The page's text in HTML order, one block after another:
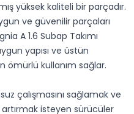
yüksek kaliteli bir parçadır.
ve güvenilir parçaları
A 1.6 Subap Takımı
yapısı ve üstün
ömürlü kullanım sağlar.
çalışmasını sağlamak ve
isteyen sürücüler